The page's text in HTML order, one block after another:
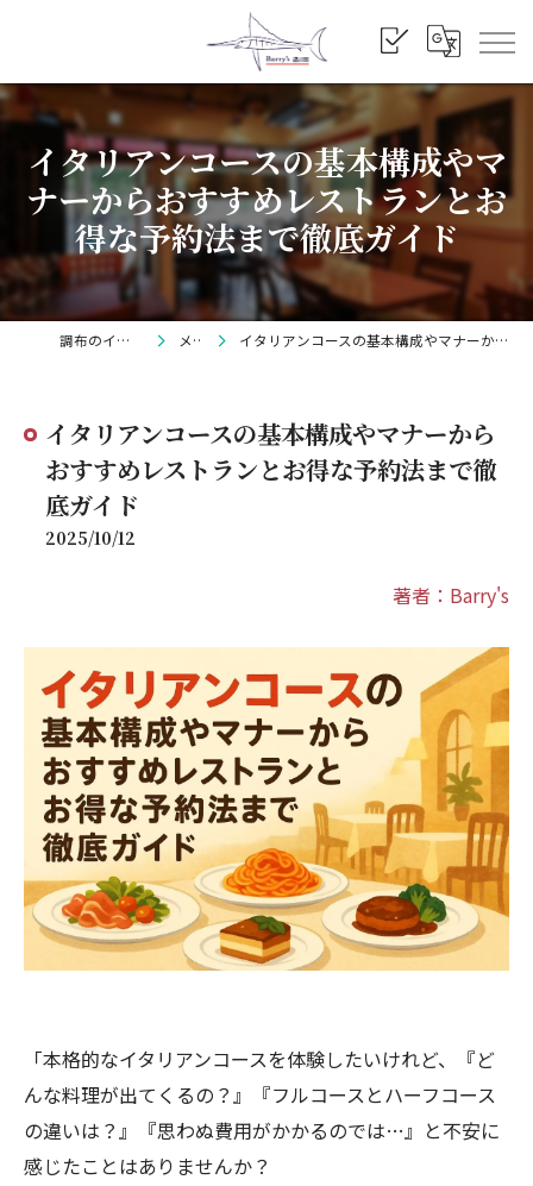
イタリアンコースの基本構成やマ
ナーからおすすめレストランとお
得な予約法まで徹底ガイド
調布のイタリアンならBarry's メディア イタリアンコースの基本構成やマナーからおすすめレストランとお得な予約法まで徹底ガイド
イタリアンコースの基本構成やマナーから
おすすめレストランとお得な予約法まで徹
底ガイド
2025/10/12
著者：Barry's
「本格的なイタリアンコースを体験したいけれど、『ど
んな料理が出てくるの？』『フルコースとハーフコース
の違いは？』『思わぬ費用がかかるのでは…』と不安に
感じたことはありませんか？